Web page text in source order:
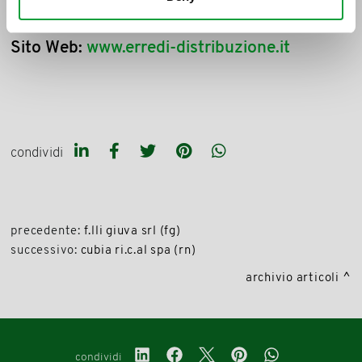
Mail:erredidistribuzione@libero.it
Sito Web: www.erredi-distribuzione.it
condividi
precedente: f.lli giuva srl (fg)
successivo: cubia ri.c.al spa (rn)
archivio articoli
condividi